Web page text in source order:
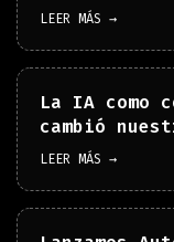
LEER MÁS →
La IA como
cambió
LEER MÁS →